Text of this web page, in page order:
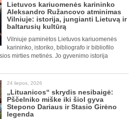
Lietuvos kariuomenės karininko
Aleksandro Ružancovo atminimas
Vilniuje: istorija, jungianti Lietuvą ir
baltarusių kultūrą
Vilniuje paminėtos Lietuvos kariuomenės
karininko, istoriko, bibliografo ir bibliofilo
mirties metinės. Jo gyvenimo istorija
24 liepos, 2026
„Lituanicos“ skrydis nesibaigė:
Pščelniko miške iki šiol gyva
Stepono Dariaus ir Stasio Girėno
legenda